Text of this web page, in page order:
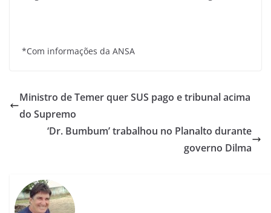
*Com informações da ANSA
Ministro de Temer quer SUS pago e tribunal acima
do Supremo
‘Dr. Bumbum’ trabalhou no Planalto durante
governo Dilma